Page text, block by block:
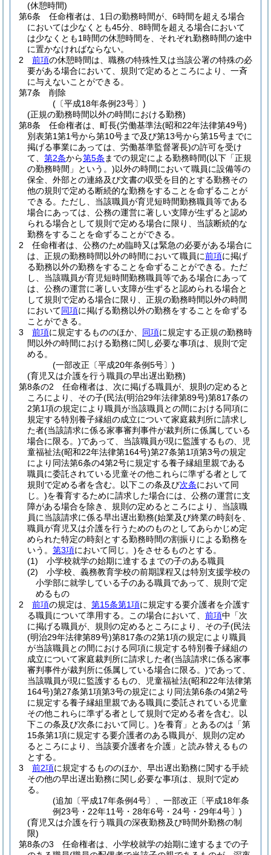
(休憩時間)
第6条
任命権者は、1日の勤務時間が、6時間を超える場合
においては少なくとも45分、8時間を超える場合において
は少なくとも1時間の休憩時間を、それぞれ勤務時間の途中
に置かなければならない。
2
前項の休憩時間は、職務の特殊性又は当該公署の特殊の必
要がある場合において、規則で定めるところにより、一斉
に与えないことができる。
第7条
削除
(〔平成18年条例23号〕)
(正規の勤務時間以外の時間における勤務)
第8条
任命権者は、町長(労働基準法(昭和22年法律第49号)
別表第1第1号から第10号まで及び第13号から第15号までに
掲げる事業にあっては、労働基準監督署長)の許可を受け
て、 第2条から第5条 までの規定による勤務時間(以下「正規
の勤務時間」という。)以外の時間において職員に設備等の
保全、外部との連絡及び文書の収受を目的とする勤務その
他の規則で定める断続的な勤務をすることを命ずることが
できる。 ただし、当該職員が育児短時間勤務職員等である
場合にあっては、公務の運営に著しい支障が生ずると認め
られる場合として規則で定める場合に限り、当該断続的な
勤務をすることを命ずることができる。
2
任命権者は、公務のため臨時又は緊急の必要がある場合に
は、正規の勤務時間以外の時間において職員に前項に掲げ
る勤務以外の勤務をすることを命ずることができる。 ただ
し、当該職員が育児短時間勤務職員等である場合にあって
は、公務の運営に著しい支障が生ずると認められる場合と
して規則で定める場合に限り、正規の勤務時間以外の時間
において同項に掲げる勤務以外の勤務をすることを命ずる
ことができる。
3
前項に規定するもののほか、 同項に規定する正規の勤務時
間以外の時間における勤務に関し必要な事項は、規則で定
める。
(一部改正〔平成20年条例5号〕)
(育児又は介護を行う職員の早出遅出勤務)
第8条の2
任命権者は、次に掲げる職員が、規則の定めると
ころにより、その子(民法(明治29年法律第89号)第817条の
2第1項の規定により職員が当該職員との間における同項に
規定する特別養子縁組の成立について家庭裁判所に請求し
た者(当該請求に係る家事審判事件が裁判所に係属している
場合に限る。)であって、当該職員が現に監護するもの、児
童福祉法(昭和22年法律第164号)第27条第1項第3号の規定
により同法第6条の4第2号に規定する養子縁組里親である
職員に委託されている児童その他これらに準ずる者として
規則で定める者を含む。以下この条及び次条において同
じ。)を養育するために請求した場合には、公務の運営に支
障がある場合を除き、規則の定めるところにより、当該職
員に当該請求に係る早出遅出勤務(始業及び終業の時刻を、
職員が育児又は介護を行うためのものとしてあらかじめ定
められた特定の時刻とする勤務時間の割振りによる勤務を
いう。 第3項において同じ。)をさせるものとする。
(1)
小学校就学の始期に達するまでの子のある職員
(2)
小学校、義務教育学校の前期課程又は特別支援学校の
小学部に就学している子のある職員であって、規則で定
めるもの
2
前項の規定は、 第15条第1項に規定する要介護者を介護す
る職員について準用する。
この場合において、 前項中「次
に掲げる職員が、規則の定めるところにより、その子(民法
(明治29年法律第89号)第817条の2第1項の規定により職員
が当該職員との間における同項に規定する特別養子縁組の
成立について家庭裁判所に請求した者(当該請求に係る家事
審判事件が裁判所に係属している場合に限る。)であって、
当該職員が現に監護するもの、児童福祉法(昭和22年法律第
164号)第27条第1項第3号の規定により同法第6条の4第2号
に規定する養子縁組里親である職員に委託されている児童
その他これらに準ずる者として規則で定める者を含む。以
下この条及び次条において同じ。)を養育」とあるのは「第
15条第1項に規定する要介護者のある職員が、規則の定め
るところにより、当該要介護者を介護」と読み替えるもの
とする。
3
前2項に規定するもののほか、早出遅出勤務に関する手続
その他の早出遅出勤務に関し必要な事項は、規則で定め
る。
(追加〔平成17年条例4号〕、一部改正〔平成18年条
例23号・22年11号・28年6号・24号・29年4号〕)
(育児又は介護を行う職員の深夜勤務及び時間外勤務の制
限)
第8条の3
任命権者は、小学校就学の始期に達するまでの子